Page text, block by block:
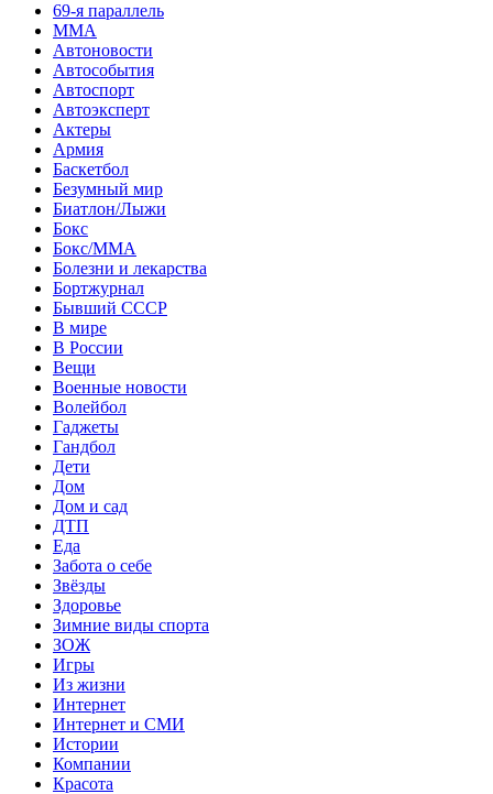
69-я параллель
MMA
Автоновости
Автособытия
Автоспорт
Автоэксперт
Актеры
Армия
Баскетбол
Безумный мир
Биатлон/Лыжи
Бокс
Бокс/MMA
Болезни и лекарства
Бортжурнал
Бывший СССР
В мире
В России
Вещи
Военные новости
Волейбол
Гаджеты
Гандбол
Дети
Дом
Дом и сад
ДТП
Еда
Забота о себе
Звёзды
Здоровье
Зимние виды спорта
ЗОЖ
Игры
Из жизни
Интернет
Интернет и СМИ
Истории
Компании
Красота